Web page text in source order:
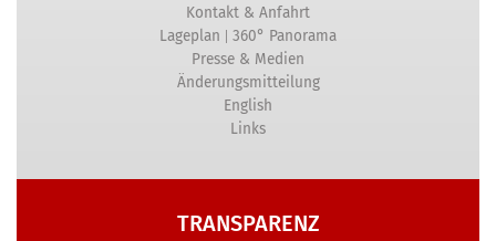
Kontakt & Anfahrt
Lageplan | 360° Panorama
Presse & Medien
Änderungsmitteilung
English
Links
TRANSPARENZ